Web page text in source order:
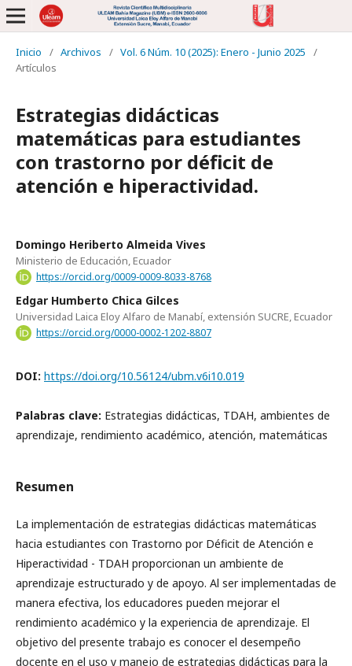
Inicio / Archivos / Vol. 6 Núm. 10 (2025): Enero - Junio 2025
/
Artículos
Estrategias didácticas
matemáticas para estudiantes
con trastorno por déficit de
atención e hiperactividad.
Domingo Heriberto Almeida Vives
Ministerio de Educación, Ecuador
https://orcid.org/0009-0009-8033-8768
Edgar Humberto Chica Gilces
Universidad Laica Eloy Alfaro de Manabí, extensión SUCRE, Ecuador
https://orcid.org/0000-0002-1202-8807
DOI: https://doi.org/10.56124/ubm.v6i10.019
Palabras clave: Estrategias didácticas, TDAH, ambientes de
aprendizaje, rendimiento académico, atención, matemáticas
Resumen
La implementación de estrategias didácticas matemáticas
hacia estudiantes con Trastorno por Déficit de Atención e
Hiperactividad - TDAH proporcionan un ambiente de
aprendizaje estructurado y de apoyo. Al ser implementadas de
manera efectiva, los educadores pueden mejorar el
rendimiento académico y la experiencia de aprendizaje. El
objetivo del presente trabajo es conocer el desempeño
docente en el uso y manejo de estrategias didácticas para la